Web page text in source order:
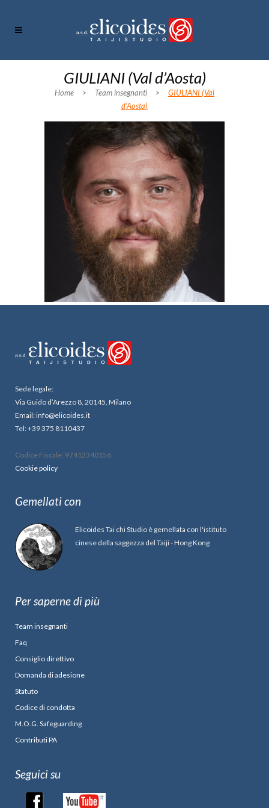
GIULIANI (Val d’Aosta)
Home > Team insegnanti >
GIULIANI (Val
d’Aosta)
Sede legale:
Via Guido d’Arezzo 8, 20145, Milano
Email: info@elicoides.it
Tel: +39 375 8110437
Codice Fiscale: 97412340156
Cookie policy
Gemellati con
Elicoides Tai chi Studio è gemellata con l'istituto
cinese della saggezza del Taiji - Hong Kong
Per saperne di più
Team insegnanti
Faq
Consiglio direttivo
Domanda di adesione
Statuto
Codice di condotta
M.O.G. Safeguarding
Contributi PA
Seguici su